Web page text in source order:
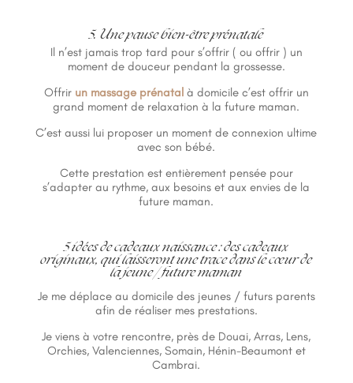
5. Une pause bien-être prénatale
Il n’est jamais trop tard pour s’offrir ( ou offrir ) un
moment de douceur pendant la grossesse.
Offrir un massage prénatal à domicile c’est offrir un
grand moment de relaxation à la future maman.
C’est aussi lui proposer un moment de connexion ultime
avec son bébé.
Cette prestation est entièrement pensée pour
s’adapter au rythme, aux besoins et aux envies de la
future maman.
5 idées de cadeaux naissance : des cadeaux
originaux, qui laisseront une trace dans le cœur de
la jeune / future maman
Je me déplace au domicile des jeunes / futurs parents
afin de réaliser mes prestations.
Je viens à votre rencontre, près de Douai, Arras, Lens,
Orchies, Valenciennes, Somain, Hénin-Beaumont et
Cambrai.